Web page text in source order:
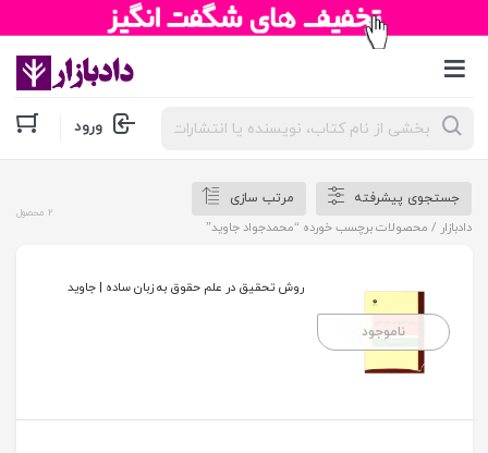
جستجوی
محصولات ورود
جستجوی پیشرفته
مرتب سازی
دادبازار / محصولات برچسب خورده “محمدجواد جاوید”
2 محصول
ناموجود
روش تحقیق در علم حقوق به زبان ساده | جاوید